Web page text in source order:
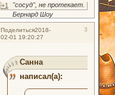
"сосуд", не протекает.
Бернард Шоу
+1
Поделиться 3
2018-
02-01 19:20:27
Санна
написал(а):